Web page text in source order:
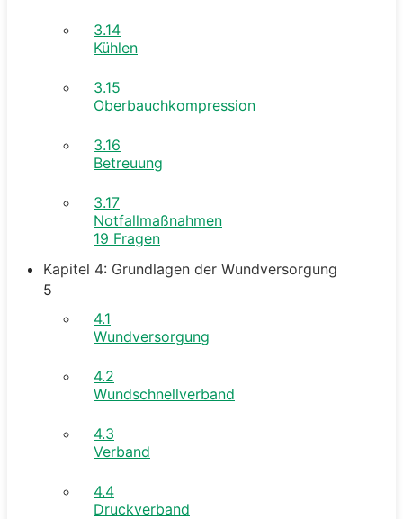
3.14
Kühlen
3.15
Oberbauchkompression
3.16
Betreuung
3.17
Notfallmaßnahmen
19 Fragen
Kapitel 4: Grundlagen der Wundversorgung
5
4.1
Wundversorgung
4.2
Wundschnellverband
4.3
Verband
4.4
Druckverband